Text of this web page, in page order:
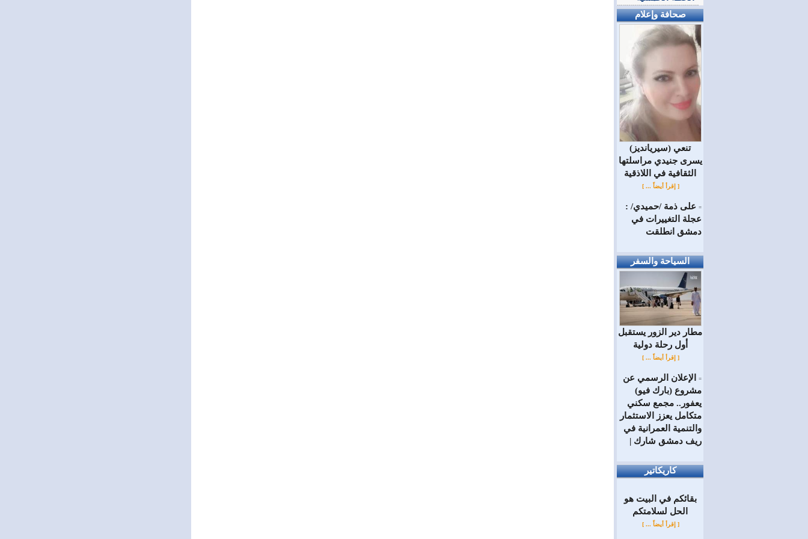
صحافة وإعلام
(سيريانديز) تنعي
يسرى جنيدي مراسلتها
الثقافية في اللاذقية
[ إقرأ أيضاً ... ]
= على ذمة /حميدي/ :
عجلة التغييرات في
دمشق انطلقت
السياحة والسفر
مطار دير الزور يستقبل
أول رحلة دولية
[ إقرأ أيضاً ... ]
=
الإعلان الرسمي عن
مشروع (بارك فيو)
يعفور.. مجمع سكني
متكامل يعزز الاستثمار
والتنمية العمرانية في
ريف دمشق شارك |
كاريكاتير
بقائكم في البيت هو
الحل لسلامتكم
[ إقرأ أيضاً ... ]